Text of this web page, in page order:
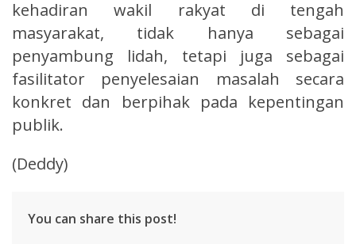
kehadiran wakil rakyat di tengah
masyarakat, tidak hanya sebagai
penyambung lidah, tetapi juga sebagai
fasilitator penyelesaian masalah secara
konkret dan berpihak pada kepentingan
publik.
(Deddy)
You can share this post!